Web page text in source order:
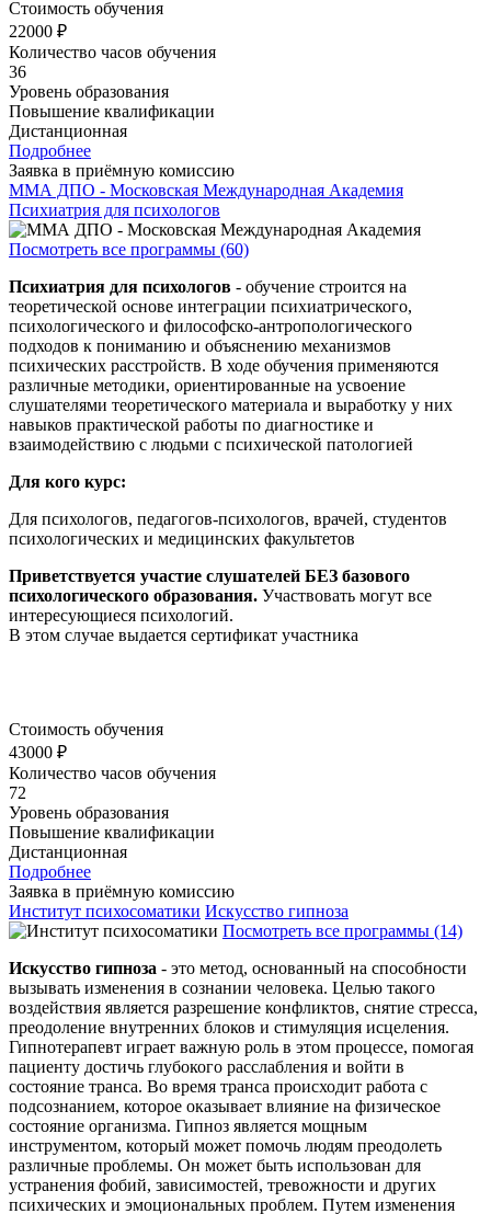
Стоимость обучения
22000 ₽
Количество часов обучения
36
Уровень образования
Повышение квалификации
Дистанционная
Подробнее
Заявка в приёмную комиссию
ММА ДПО - Московская Международная Академия
Психиатрия для психологов
Посмотреть все программы (60)
Психиатрия для психологов - обучение строится на
теоретической основе интеграции психиатрического,
психологического и философско-антропологического
подходов к пониманию и объяснению механизмов
психических расстройств. В ходе обучения применяются
различные методики, ориентированные на усвоение
слушателями теоретического материала и выработку у них
навыков практической работы по диагностике и
взаимодействию с людьми с психической патологией
Для кого курс:
Для психологов, педагогов-психологов, врачей, студентов
психологических и медицинских факультетов
Приветствуется участие слушателей БЕЗ базового
психологического образования. Участвовать могут все
интересующиеся психологий.
В этом случае выдается сертификат участника
Стоимость обучения
43000 ₽
Количество часов обучения
72
Уровень образования
Повышение квалификации
Дистанционная
Подробнее
Заявка в приёмную комиссию
Институт психосоматики Искусство гипноза
Посмотреть все программы (14)
Искусство гипноза - это метод, основанный на способности
вызывать изменения в сознании человека. Целью такого
воздействия является разрешение конфликтов, снятие стресса,
преодоление внутренних блоков и стимуляция исцеления.
Гипнотерапевт играет важную роль в этом процессе, помогая
пациенту достичь глубокого расслабления и войти в
состояние транса. Во время транса происходит работа с
подсознанием, которое оказывает влияние на физическое
состояние организма. Гипноз является мощным
инструментом, который может помочь людям преодолеть
различные проблемы. Он может быть использован для
устранения фобий, зависимостей, тревожности и других
психических и эмоциональных проблем. Путем изменения